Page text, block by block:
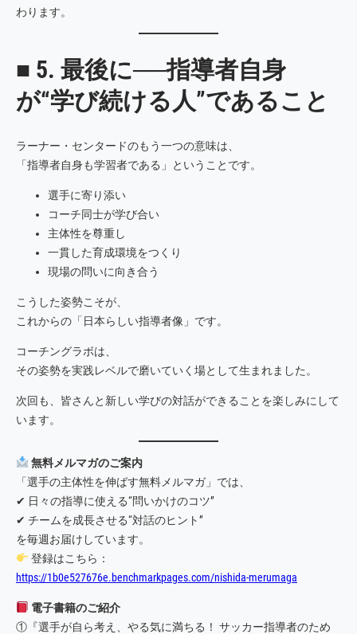
わります。
■ 5. 最後に──指導者自身
が“学び続ける人”であること
ラーナー・センタードのもう一つの意味は、
「指導者自身も学習者である」ということです。
選手に寄り添い
コーチ同士が学び合い
主体性を尊重し
一貫した育成環境をつくり
現場の問いに向き合う
こうした姿勢こそが、
これからの「日本らしい指導者像」です。
コーチングラボは、
その姿勢を実践レベルで磨いていく場として生まれました。
次回も、皆さんと新しい学びの対話ができることを楽しみにして
います。
無料メルマガのご案内
「選手の主体性を伸ばす無料メルマガ」では、
✔ 日々の指導に使える“問いかけのコツ”
✔ チームを成長させる“対話のヒント”
を毎週お届けしています。
登録はこちら：
https://1b0e527676e.benchmarkpages.com/nishida-merumaga
電子書籍のご紹介
①『選手が自ら考え、やる気に満ちる！ サッカー指導者のため